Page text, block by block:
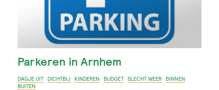
Parkeren in Arnhem
DAGJE UIT DICHTBIJ KINDEREN BUDGET SLECHT WEER
BINNEN
BUITEN